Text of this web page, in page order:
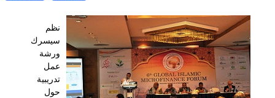
نظم
سيسرك
ورشة
عمل
تدريبية
حول